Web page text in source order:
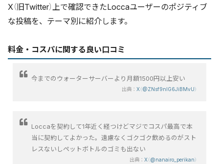
X（旧Twitter）上で確認できたLoccaユーザーのポジティブ
な投稿を、テーマ別に紹介します。
料金・コスパに関する良い口コミ
今までのウォーターサーバーより月額1500円以上安い
出典： X（@ZNsf9nlG6JiBMvU）
Loccaを契約して1年近く経つけどマジでコスパ最高で本
当に契約してよかった。遠慮なくゴクゴク飲めるのがスト
レスないしペットボトルのゴミも出ない
出典： X（@nanairo_perikan）